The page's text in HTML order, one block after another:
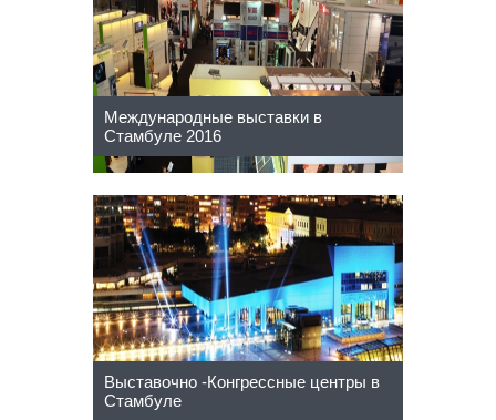
Международные выставки в
Стамбуле 2016
Выставочно -Конгрессные центры в
Стамбуле